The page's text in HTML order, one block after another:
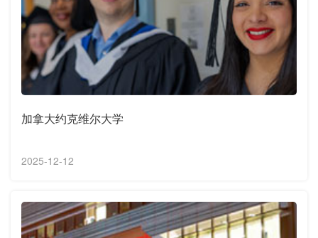
加拿大约克维尔大学
2025-12-12